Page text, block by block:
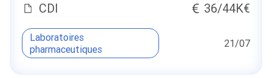
CDI
36/44K€
Laboratoires
pharmaceutiques
21/07